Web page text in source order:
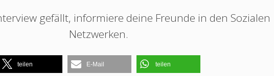
gefällt, informiere deine Freunde in den Sozialen
Netzwerken.
teilen E-Mail teilen